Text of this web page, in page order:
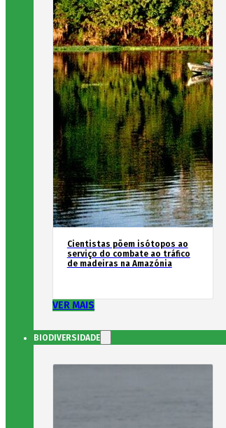
Cientistas põem isótopos ao
serviço do combate ao tráfico
de madeiras na Amazónia
VER MAIS
BIODIVERSIDADE